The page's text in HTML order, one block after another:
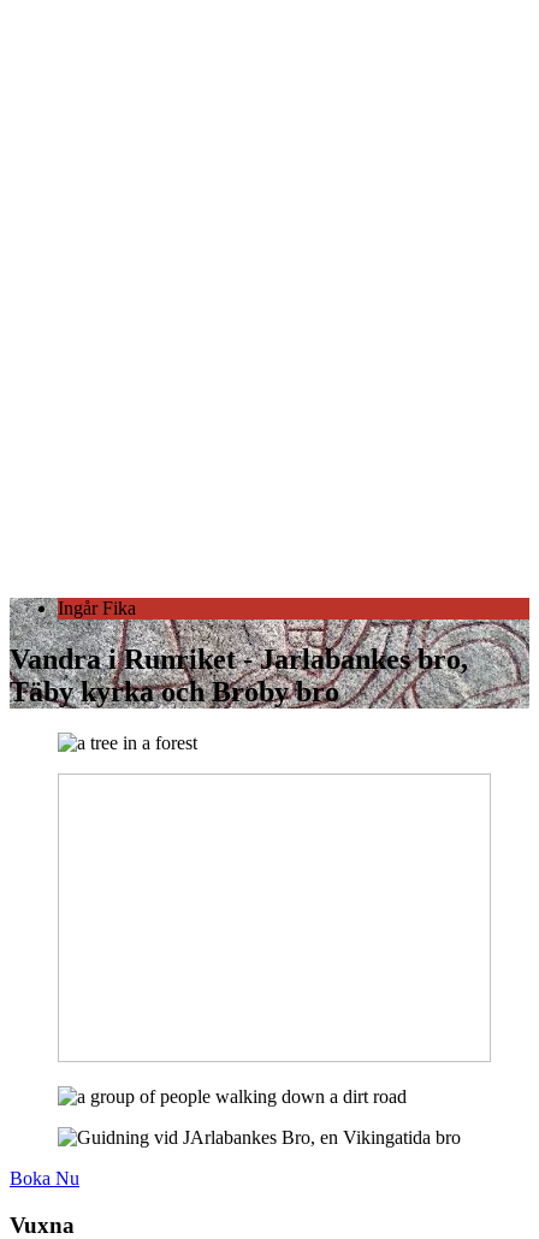
Ingår Fika
Vandra i Runriket - Jarlabankes bro,
Täby kyrka och Broby bro
Boka Nu
Vuxna